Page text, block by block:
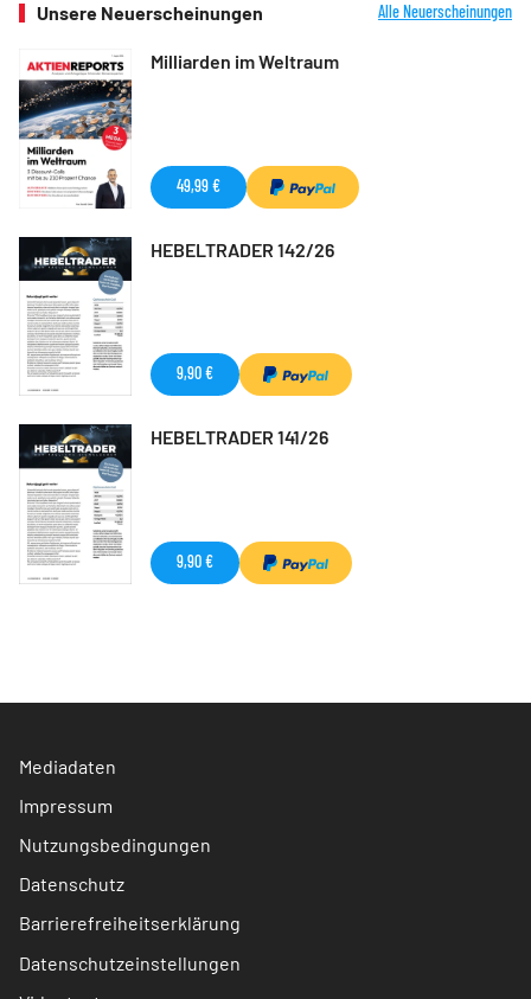
Unsere Neuerscheinungen Alle Neuerscheinungen
Milliarden im Weltraum
49,99 €
HEBELTRADER 142/26
9,90 €
HEBELTRADER 141/26
9,90 €
Mediadaten
Impressum
Nutzungsbedingungen
Datenschutz
Barrierefreiheitserklärung
Datenschutzeinstellungen